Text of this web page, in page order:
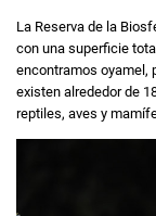
La Reserva de la
con una superficie
encontramos oyamel,
existen alrededor de
reptiles, aves y